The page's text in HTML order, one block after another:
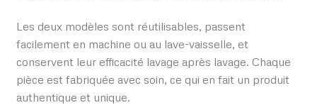
Les deux modèles sont réutilisables, passent
facilement en machine ou au lave-vaisselle, et
conservent leur efficacité lavage après lavage. Chaque
pièce est fabriquée avec soin, ce qui en fait un produit
authentique et unique.